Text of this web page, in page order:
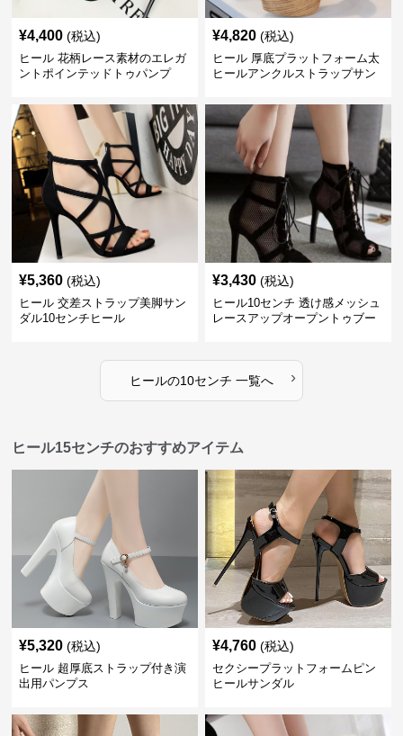
¥4,400 (税込)
ヒール 花柄レース素材のエレガ
ントポインテッドトゥパンプ
¥4,820 (税込)
ヒール 厚底プラットフォーム太
ヒールアンクルストラップサン
¥5,360 (税込)
ヒール 交差ストラップ美脚サン
ダル10センチヒール
¥3,430 (税込)
ヒール10センチ 透け感メッシュ
レースアップオープントゥブー
ヒールの10センチ 一覧へ ›
ヒール15センチのおすすめアイテム
¥5,320 (税込)
ヒール 超厚底ストラップ付き演
出用パンプス
¥4,760 (税込)
セクシープラットフォームピン
ヒールサンダル